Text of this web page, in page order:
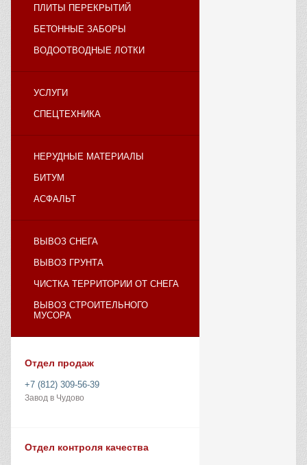
ПЛИТЫ ПЕРЕКРЫТИЙ
БЕТОННЫЕ ЗАБОРЫ
ВОДООТВОДНЫЕ ЛОТКИ
УСЛУГИ
СПЕЦТЕХНИКА
НЕРУДНЫЕ МАТЕРИАЛЫ
БИТУМ
АСФАЛЬТ
ВЫВОЗ СНЕГА
ВЫВОЗ ГРУНТА
ЧИСТКА ТЕРРИТОРИИ ОТ СНЕГА
ВЫВОЗ СТРОИТЕЛЬНОГО
МУСОРА
Отдел продаж
+7 (812) 309-56-39
Завод в Чудово
Отдел контроля качества